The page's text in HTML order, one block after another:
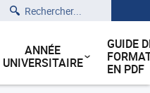
Rechercher
ANNÉE
UNIVERSITAIRE
GUIDE
EN PDF